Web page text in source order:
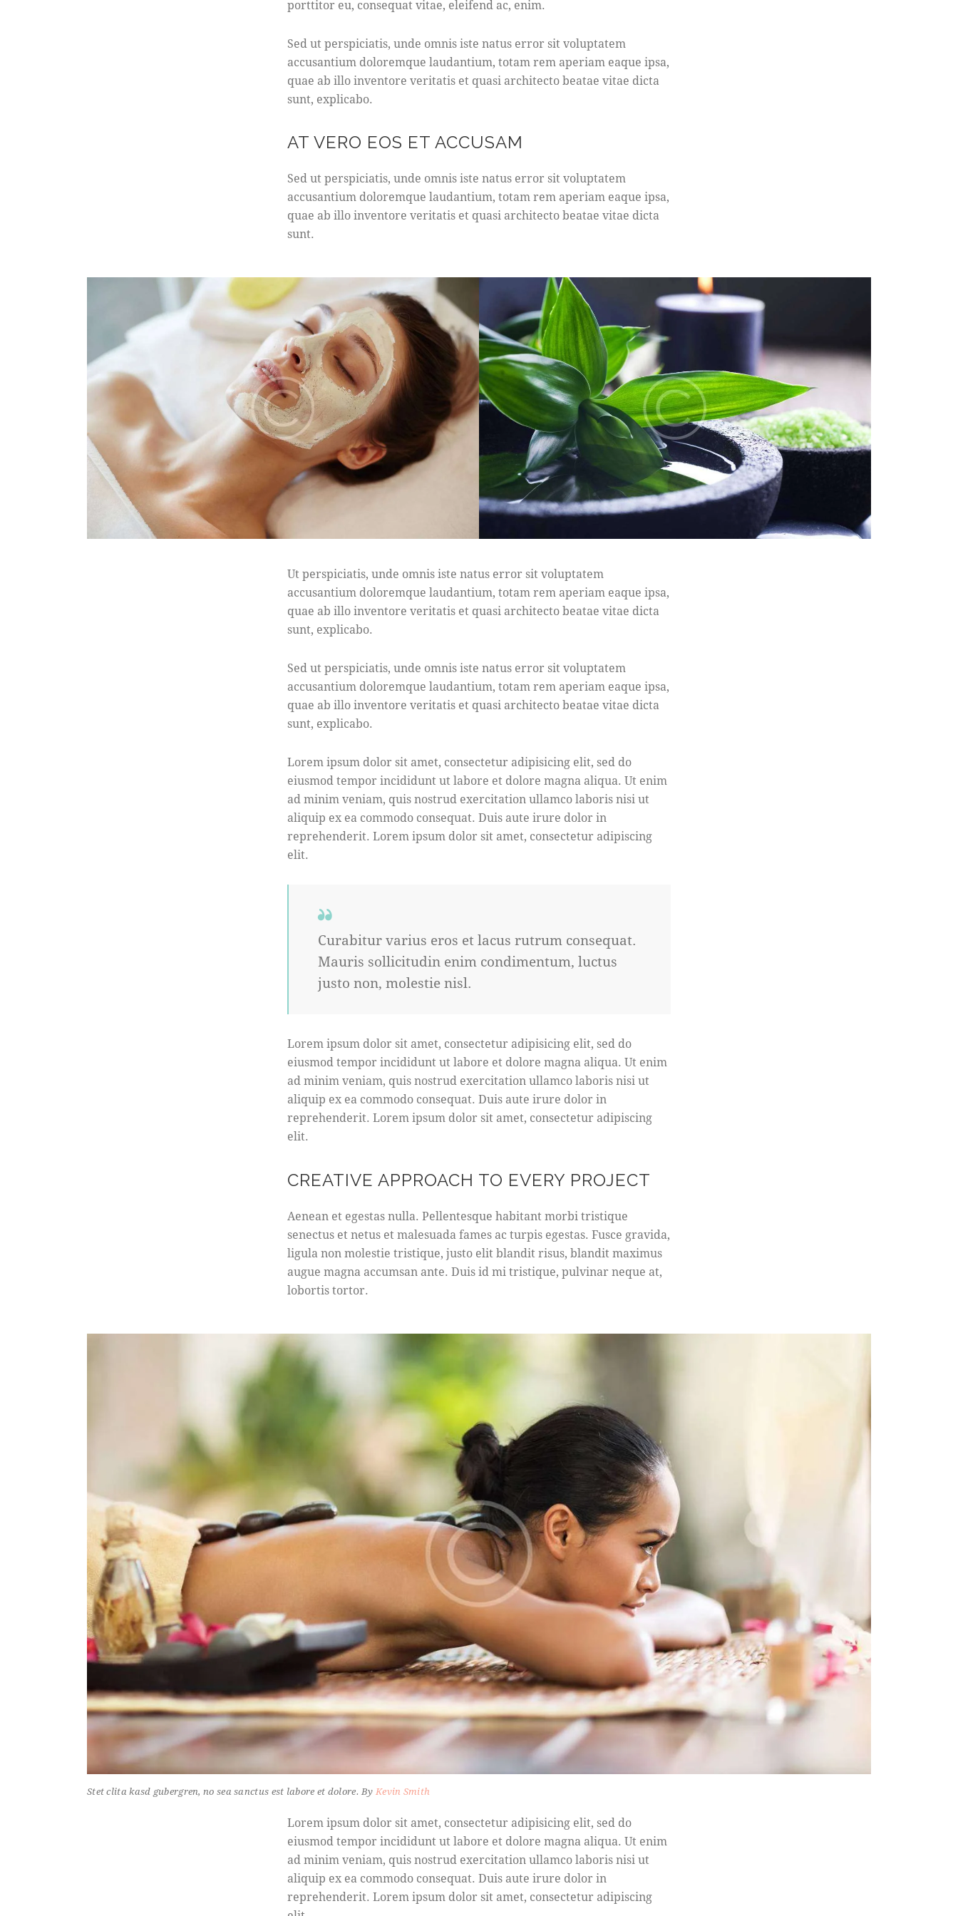
porttitor eu, consequat vitae, eleifend ac, enim.
Sed ut perspiciatis, unde omnis iste natus error sit voluptatem
accusantium doloremque laudantium, totam rem aperiam eaque ipsa,
quae ab illo inventore veritatis et quasi architecto beatae vitae dicta
sunt, explicabo.
AT VERO EOS ET ACCUSAM
Sed ut perspiciatis, unde omnis iste natus error sit voluptatem
accusantium doloremque laudantium, totam rem aperiam eaque ipsa,
quae ab illo inventore veritatis et quasi architecto beatae vitae dicta
sunt.
Ut perspiciatis, unde omnis iste natus error sit voluptatem
accusantium doloremque laudantium, totam rem aperiam eaque ipsa,
quae ab illo inventore veritatis et quasi architecto beatae vitae dicta
sunt, explicabo.
Sed ut perspiciatis, unde omnis iste natus error sit voluptatem
accusantium doloremque laudantium, totam rem aperiam eaque ipsa,
quae ab illo inventore veritatis et quasi architecto beatae vitae dicta
sunt, explicabo.
Lorem ipsum dolor sit amet, consectetur adipisicing elit, sed do
eiusmod tempor incididunt ut labore et dolore magna aliqua. Ut enim
ad minim veniam, quis nostrud exercitation ullamco laboris nisi ut
aliquip ex ea commodo consequat. Duis aute irure dolor in
reprehenderit. Lorem ipsum dolor sit amet, consectetur adipiscing
elit.
Curabitur varius eros et lacus rutrum consequat.
Mauris sollicitudin enim condimentum, luctus
justo non, molestie nisl.
Lorem ipsum dolor sit amet, consectetur adipisicing elit, sed do
eiusmod tempor incididunt ut labore et dolore magna aliqua. Ut enim
ad minim veniam, quis nostrud exercitation ullamco laboris nisi ut
aliquip ex ea commodo consequat. Duis aute irure dolor in
reprehenderit. Lorem ipsum dolor sit amet, consectetur adipiscing
elit.
CREATIVE APPROACH TO EVERY PROJECT
Aenean et egestas nulla. Pellentesque habitant morbi tristique
senectus et netus et malesuada fames ac turpis egestas. Fusce gravida,
ligula non molestie tristique, justo elit blandit risus, blandit maximus
augue magna accumsan ante. Duis id mi tristique, pulvinar neque at,
lobortis tortor.
Stet clita kasd gubergren, no sea sanctus est labore et dolore. ByKevin Smith
Lorem ipsum dolor sit amet, consectetur adipisicing elit, sed do
eiusmod tempor incididunt ut labore et dolore magna aliqua. Ut enim
ad minim veniam, quis nostrud exercitation ullamco laboris nisi ut
aliquip ex ea commodo consequat. Duis aute irure dolor in
reprehenderit. Lorem ipsum dolor sit amet, consectetur adipiscing